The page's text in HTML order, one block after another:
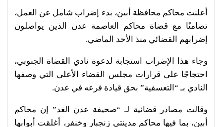
أعلنت محاكم محافظة أبين، بدء إضراب شامل عن العمل،
تضامنًا مع قضاة محاكم العاصمة عدن الذين يواصلون
إضرابهم القضائي منذ الأحد الماضي.
وجاء هذا الإضراب استجابة لدعوة نادي القضاة الجنوبي،
احتجاجًا على قرارات مجلس القضاء الأعلى التي وصفها
النادي بـ “التعسفية” بحق قيادة فرعه في عدن.
وقالت مصادر قضائية لـ “صحيفة عدن الغد” إن محاكم
أبين، بما فيها محاكم مدينتي زنجبار وخنفر، أغلقت أبوابها